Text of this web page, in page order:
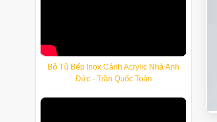
Bộ Tủ Bếp Inox Cánh Acrylic Nhà Anh
Đức - Trần Quốc Toản